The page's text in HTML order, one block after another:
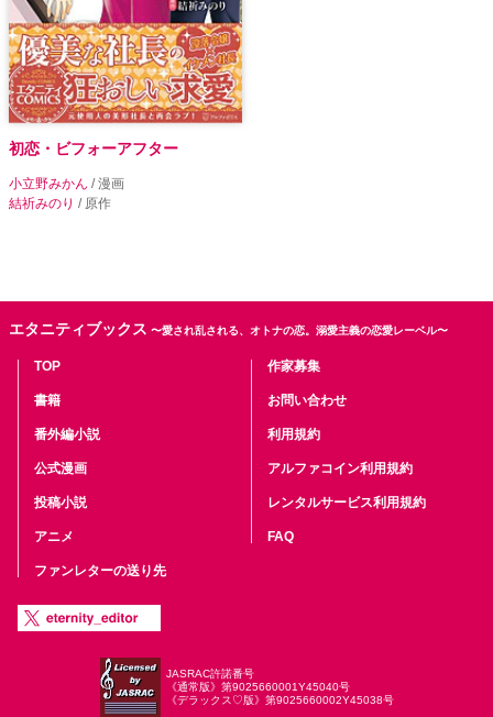
初恋・ビフォーアフター
小立野みかん / 漫画
結祈みのり / 原作
エタニティブックス 〜愛され乱される、オトナの恋。溺愛主義の恋愛レーベル〜
TOP
書籍
番外編小説
公式漫画
投稿小説
アニメ
ファンレターの送り先
作家募集
お問い合わせ
利用規約
アルファコイン利用規約
レンタルサービス利用規約
FAQ
JASRAC許諾番号
《通常版》第9025660001Y45040号
《デラックス♡版》第9025660002Y45038号